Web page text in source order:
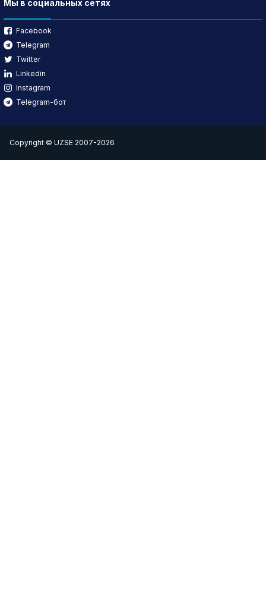
Мы в социальных сетях
Facebook
Telegram
Twitter
Linkedin
Instagram
Telegram-бот
Copyright © UZSE 2007-2026